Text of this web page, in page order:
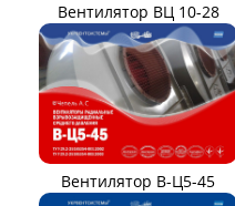
Вентилятор ВЦ 10-28
Вентилятор В-Ц5-45